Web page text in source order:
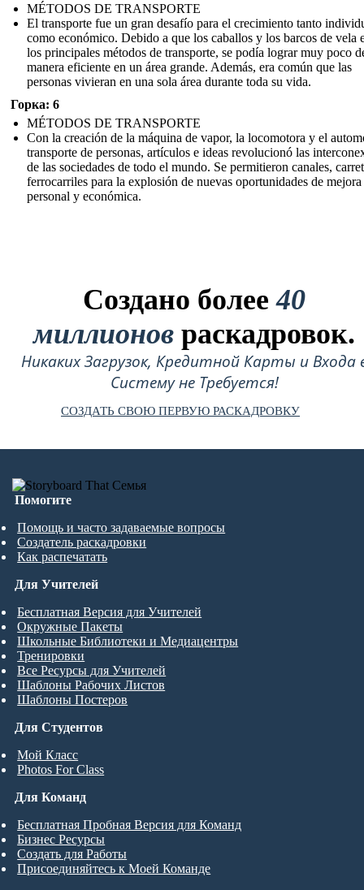
MÉTODOS DE TRANSPORTE
El transporte fue un gran desafío para el crecimiento tanto
como económico. Debido a que los caballos y los barcos de vela
los principales métodos de transporte, se podía lograr muy poco
manera eficiente en un área grande. Además, era común que las
personas vivieran en una sola área durante toda su vida.
Горка: 6
MÉTODOS DE TRANSPORTE
Con la creación de la máquina de vapor, la locomotora y el
transporte de personas, artículos e ideas revolucionó las
de las sociedades de todo el mundo. Se permitieron canales,
ferrocarriles para la explosión de nuevas oportunidades de mejora
personal y económica.
Создано более40
миллионов раскадровок.
Никаких Загрузок, Кредитной Карты и Входа
Систему не Требуется!
СОЗДАТЬ СВОЮ ПЕРВУЮ РАСКАДРОВКУ
Помогите
Помощь и часто задаваемые вопросы
Создатель раскадровки
Как распечатать
Для Студентов
Мой Класс
Photos For Class
Для Учителей
Бесплатная Версия для Учителей
Окружные Пакеты
Школьные Библиотеки и Медиацентры
Тренировки
Все Ресурсы для Учителей
Шаблоны Рабочих Листов
Шаблоны Постеров
Для Команд
Бесплатная Пробная Версия для Команд
Бизнес Ресурсы
Создать для Работы
Присоединяйтесь к Моей Команде